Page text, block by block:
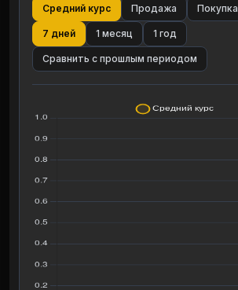
Средний курс Продажа Покупка
7 дней 1 месяц 1 год
Сравнить с прошлым периодом